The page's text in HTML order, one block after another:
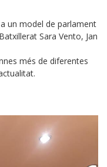
un model de parlament
Sara Vento, Jan
més de diferentes